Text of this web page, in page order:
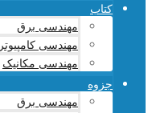
کتاب
مهندسی برق
مهندسی کامپیوتر
مهندسی مکانیک
جزوه
مهندسی برق